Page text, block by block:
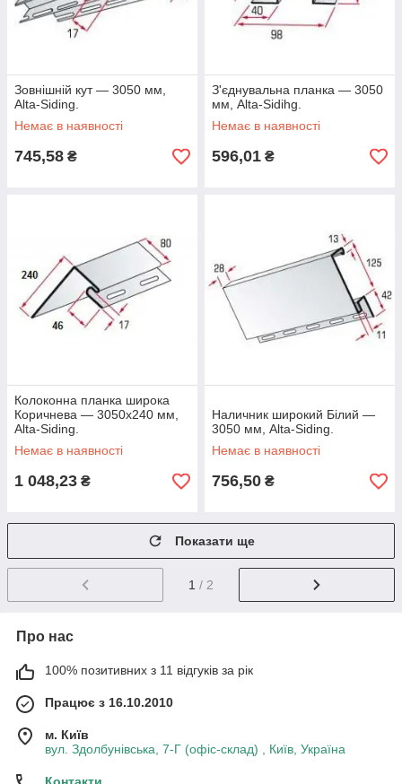
Зовнішній кут — 3050 мм,
Alta-Siding.
Немає в наявності
745,58 ₴
З'єднувальна планка — 3050
мм, Alta-Sidihg.
Немає в наявності
596,01 ₴
Колоконна планка широка
Коричнева — 3050х240 мм,
Alta-Siding.
Немає в наявності
1 048,23 ₴
Наличник широкий Білий —
3050 мм, Alta-Siding.
Немає в наявності
756,50 ₴
Показати ще
1 / 2
Про нас
100% позитивних з 11 відгуків за рік
Працює з 16.10.2010
м. Київ
вул. Здолбунівська, 7-Г (офіс-склад) , Київ, Україна